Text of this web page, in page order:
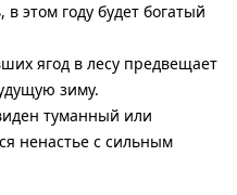
этом году будет богатый
ягод в лесу предвещает
зиму.
туманный или
ненастье с сильным